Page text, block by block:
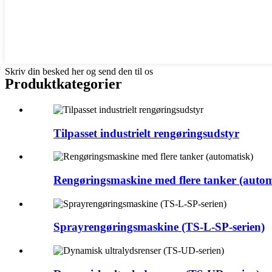
Skriv din besked her og send den til os
Produktkategorier
Tilpasset industrielt rengøringsudstyr
Rengøringsmaskine med flere tanker
Sprayrengøringsmaskine (TS-L-SP-serien)